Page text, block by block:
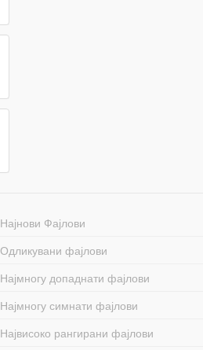
Најнови Фајлови
Одликувани фајлови
Најмногу допаднати фајлови
Најмногу симнати фајлови
Највисоко рангирани фајлови